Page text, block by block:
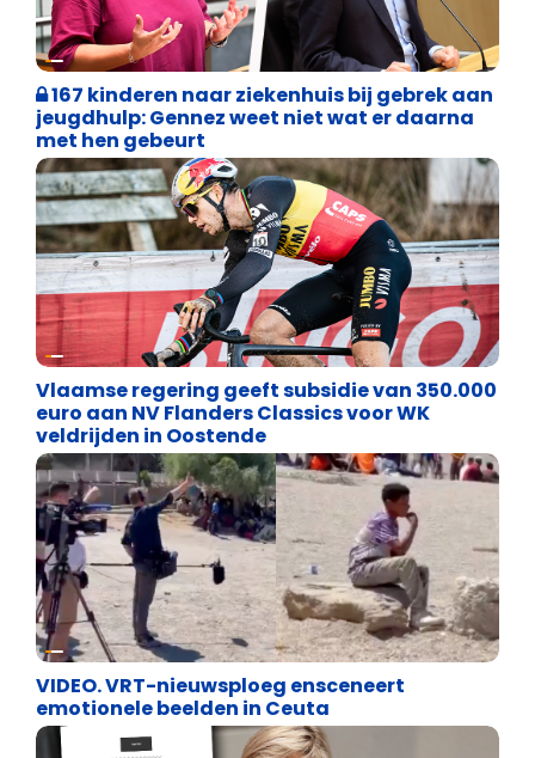
Binnenland politiek
167 kinderen naar ziekenhuis bij gebrek aan
jeugdhulp: Gennez weet niet wat er daarna
met hen gebeurt
Binnenland politiek
Vlaamse regering geeft subsidie van 350.000
euro aan NV Flanders Classics voor WK
veldrijden in Oostende
Cultuuroorlog
VIDEO. VRT-nieuwsploeg ensceneert
emotionele beelden in Ceuta